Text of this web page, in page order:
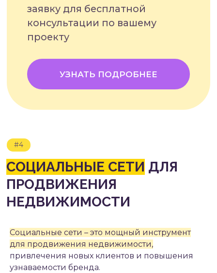
Социальные сети – это мощный инструмент
для продвижения недвижимости,
привлечения новых клиентов и повышения
узнаваемости бренда.
GOOGLE ANALYTICS И ЯНДЕКС.
МЕТРИКА
ОТСЛЕЖИВАНИЕ
ЭФФЕКТИВНОСТИ РЕКЛАМНЫХ
КАМПАНИЙ
#7.2